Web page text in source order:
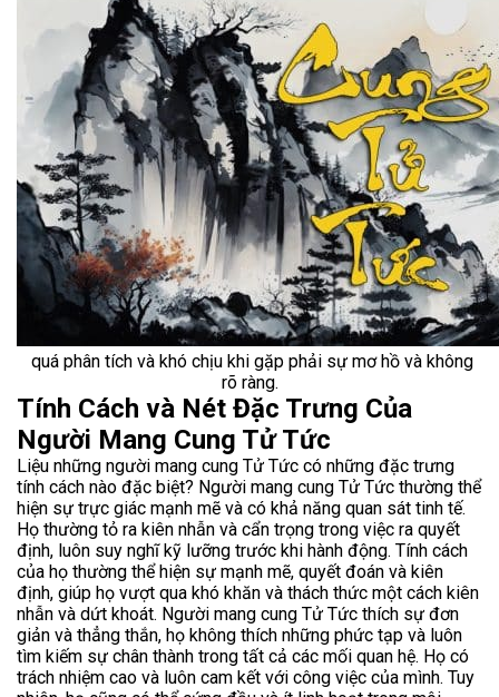
quá phân tích và khó chịu khi gặp phải sự mơ hồ và không
rõ ràng.
Tính Cách và Nét Đặc Trưng Của
Người Mang Cung Tử Tức
Liệu những người mang cung Tử Tức có những đặc trưng
tính cách nào đặc biệt? Người mang cung Tử Tức thường thể
hiện sự trực giác mạnh mẽ và có khả năng quan sát tinh tế.
Họ thường tỏ ra kiên nhẫn và cẩn trọng trong việc ra quyết
định, luôn suy nghĩ kỹ lưỡng trước khi hành động. Tính cách
của họ thường thể hiện sự mạnh mẽ, quyết đoán và kiên
định, giúp họ vượt qua khó khăn và thách thức một cách kiên
nhẫn và dứt khoát. Người mang cung Tử Tức thích sự đơn
giản và thẳng thắn, họ không thích những phức tạp và luôn
tìm kiếm sự chân thành trong tất cả các mối quan hệ. Họ có
trách nhiệm cao và luôn cam kết với công việc của mình. Tuy